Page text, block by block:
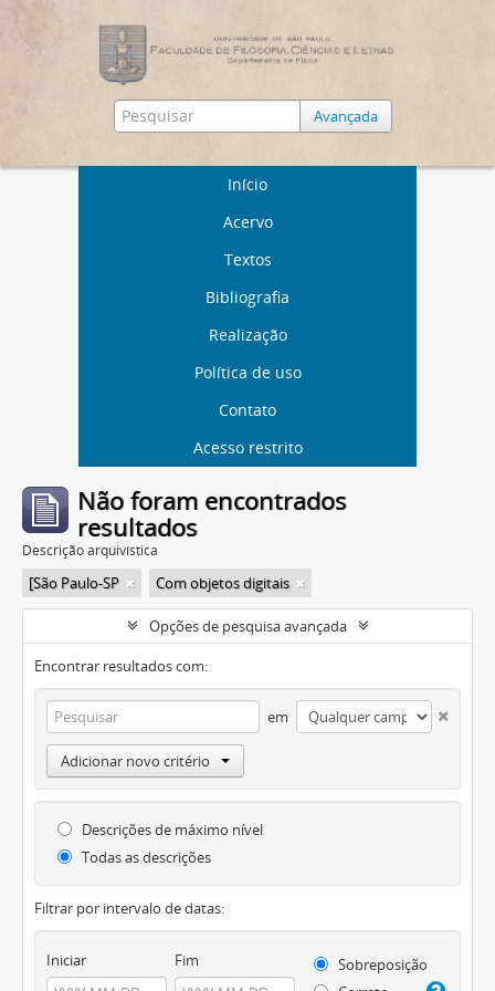
Avançada
Início
Acervo
Textos
Bibliografia
Realização
Política de uso
Contato
Acesso restrito
Não foram encontrados
resultados
Descrição arquivística
[São Paulo-SP Com objetos digitais
Opções de pesquisa avançada
Encontrar resultados com:
em
Adicionar novo critério
Descrições de máximo nível
Todas as descrições
Filtrar por intervalo de datas:
Iniciar Fim
Sobreposição